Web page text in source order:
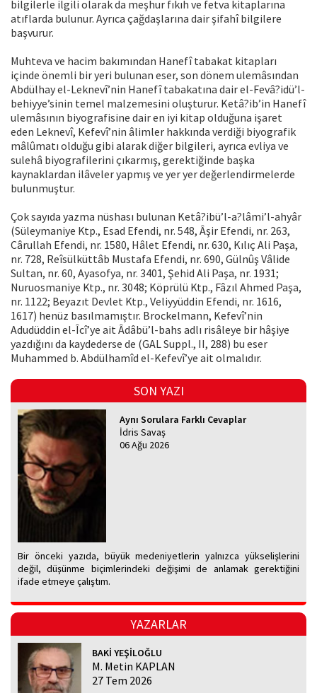
bilgilerle ilgili olarak da meşhur fıkıh ve fetva kitaplarına
atıflarda bulunur. Ayrıca çağdaşlarına dair şifahî bilgilere
başvurur.
Muhteva ve hacim bakımından Hanefî tabakat kitapları
içinde önemli bir yeri bulunan eser, son dönem ulemâsından
Abdülhay el-Leknevî’nin Hanefî tabakatına dair el-Fevâ?idü’l-
behiyye’sinin temel malzemesini oluşturur. Ketâ?ib’in Hanefî
ulemâsının biyografisine dair en iyi kitap olduğuna işaret
eden Leknevî, Kefevî’nin âlimler hakkında verdiği biyografik
mâlûmatı olduğu gibi alarak diğer bilgileri, ayrıca evliya ve
sulehâ biyografilerini çıkarmış, gerektiğinde başka
kaynaklardan ilâveler yapmış ve yer yer değerlendirmelerde
bulunmuştur.
Çok sayıda yazma nüshası bulunan Ketâ?ibü’l-a?lâmi’l-ahyâr
(Süleymaniye Ktp., Esad Efendi, nr. 548, Âşir Efendi, nr. 263,
Cârullah Efendi, nr. 1580, Hâlet Efendi, nr. 630, Kılıç Ali Paşa,
nr. 728, Reîsülküttâb Mustafa Efendi, nr. 690, Gülnûş Vâlide
Sultan, nr. 60, Ayasofya, nr. 3401, Şehid Ali Paşa, nr. 1931;
Nuruosmaniye Ktp., nr. 3048; Köprülü Ktp., Fâzıl Ahmed Paşa,
nr. 1122; Beyazıt Devlet Ktp., Veliyyüddin Efendi, nr. 1616,
1617) henüz basılmamıştır. Brockelmann, Kefevî’nin
Adudüddin el-Îcî’ye ait Âdâbü’l-bahs adlı risâleye bir hâşiye
yazdığını da kaydederse de (GAL Suppl., II, 288) bu eser
Muhammed b. Abdülhamîd el-Kefevî’ye ait olmalıdır.
SON YAZI
Aynı Sorulara Farklı Cevaplar
İdris Savaş
06 Ağu 2026
Bir önceki yazıda, büyük medeniyetlerin yalnızca yükselişlerini
değil, düşünme biçimlerindeki değişimi de anlamak gerektiğini
ifade etmeye çalıştım.
YAZARLAR
BAKİ YEŞİLOĞLU
M. Metin KAPLAN
27 Tem 2026